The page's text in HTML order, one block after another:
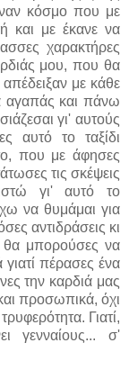
κόσμο που με
και με έκανε να
χαρακτήρες
μου, που θα
απέδειξαν με κάθε
αγαπάς και πάνω
γι' αυτούς
αυτό το ταξίδι
που με άφησες
τις σκέψεις
γι' αυτό το
να θυμάμαι για
αντιδράσεις κι
θα μπορούσες να
γιατί πέρασες ένα
την καρδιά μας
προσωπικά, όχι
Γιατί,
γενναίους... σ'